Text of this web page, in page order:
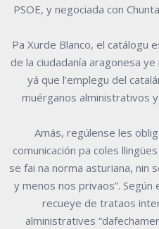
PSOE, y negociada con
Pa Xurde Blanco, el catálogu
de la ciudadanía aragonesa
yá que l’emplegu del
muérganos alministrativos
Amás, regúlense les
comunicación pa coles
se fai na norma asturiana, nin
y menos nos privaos”.
recueye de trataos
alministratives